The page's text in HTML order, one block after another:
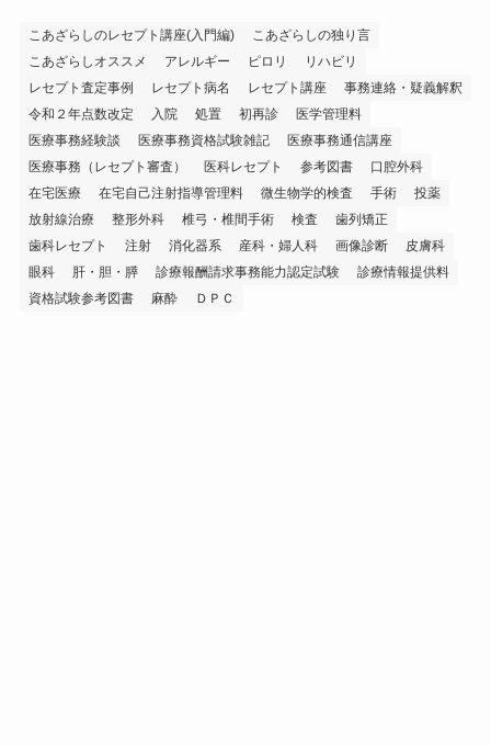
こあざらしのレセプト講座(入門編)
こあざらしの独り言
こあざらしオススメ
アレルギー ピロリ
リハビリ
レセプト査定事例
レセプト病名 レセプト講座
事務連絡・疑義解釈
令和２年点数改定
入院 処置 初再診
医学管理料
医療事務経験談
医療事務資格試験雑記
医療事務通信講座
医療事務（レセプト審査）
医科レセプト 参考図書
口腔外科
在宅医療
在宅自己注射指導管理料 微生物学的検査 手術
投薬
放射線治療
整形外科 椎弓・椎間手術 検査
歯列矯正
歯科レセプト
注射 消化器系 産科・婦人科 画像診断
皮膚科
眼科
肝・胆・膵 診療報酬請求事務能力認定試験
診療情報提供料
資格試験参考図書
麻酔 ＤＰＣ